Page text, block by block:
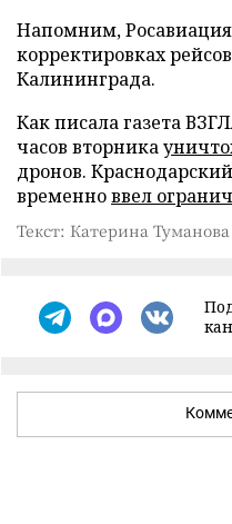
Напомним, Росавиация
корректировках
Калининграда.
Как писала газета
часов вторника
дронов.
временноввел
Текст: Катерина Туманова